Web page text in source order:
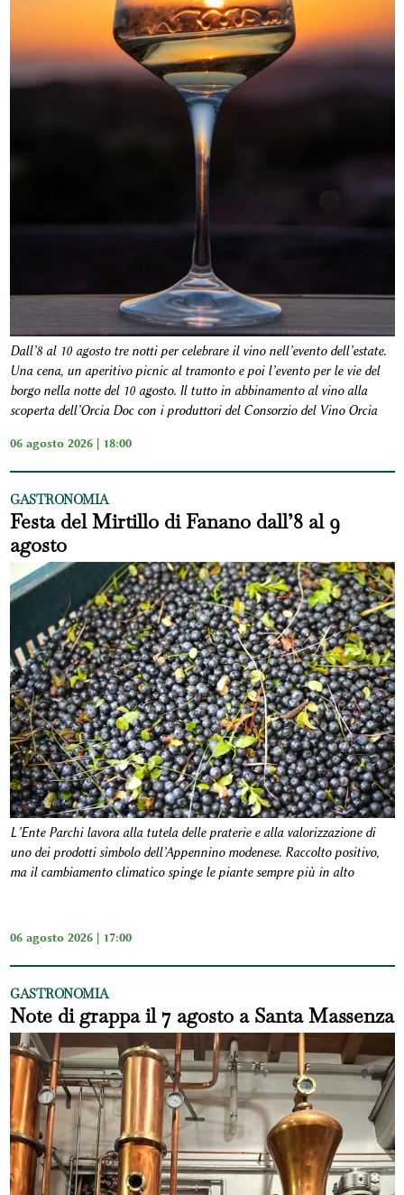
Dall’8 al 10 agosto tre notti per celebrare il vino nell’evento dell’estate.
Una cena, un aperitivo picnic al tramonto e poi l’evento per le vie del
borgo nella notte del 10 agosto. Il tutto in abbinamento al vino alla
scoperta dell’Orcia Doc con i produttori del Consorzio del Vino Orcia
06 agosto 2026 | 18:00
GASTRONOMIA
Festa del Mirtillo di Fanano dall’8 al 9
agosto
L’Ente Parchi lavora alla tutela delle praterie e alla valorizzazione di
uno dei prodotti simbolo dell’Appennino modenese. Raccolto positivo,
ma il cambiamento climatico spinge le piante sempre più in alto
06 agosto 2026 | 17:00
GASTRONOMIA
Note di grappa il 7 agosto a Santa Massenza